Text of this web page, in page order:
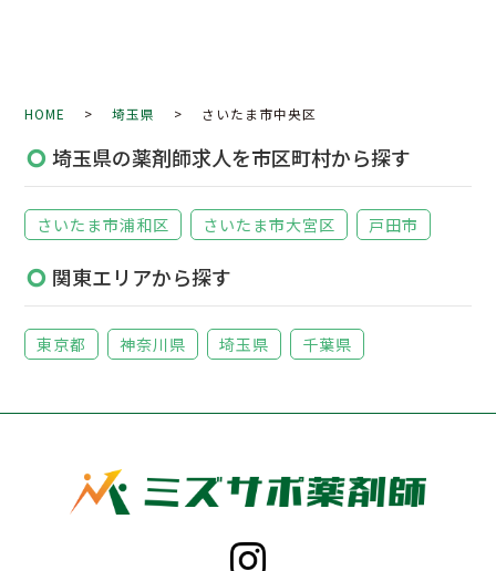
HOME >埼玉県 > さいたま市中央区
埼玉県の薬剤師求人を市区町村から探す
さいたま市浦和区 さいたま市大宮区 戸田市
関東エリアから探す
東京都 神奈川県 埼玉県 千葉県